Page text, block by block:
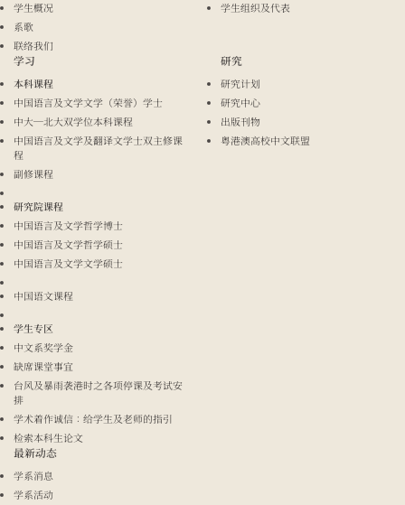
学生概况
系歌
联络我们
学生组织及代表
学习
本科课程
中国语言及文学文学（荣誉）学士
中大─北大双学位本科课程
中国语言及文学及翻译文学士双主修课
程
副修课程
研究院课程
中国语言及文学哲学博士
中国语言及文学哲学硕士
中国语言及文学文学硕士
中国语文课程
学生专区
中文系奖学金
缺席课堂事宜
台风及暴雨袭港时之各项停课及考试安
排
学术着作诚信：给学生及老师的指引
检索本科生论文
研究
研究计划
研究中心
出版刊物
粤港澳高校中文联盟
最新动态
学系消息
学系活动